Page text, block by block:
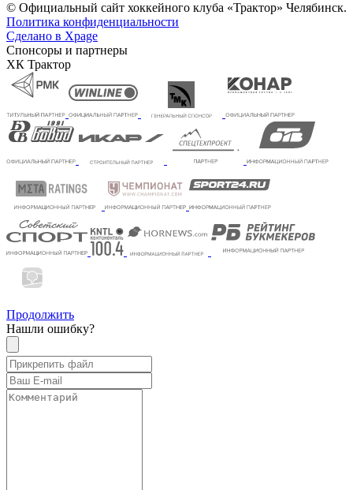
© Официальный сайт хоккейного клуба «Трактор» Челябинск.
Политика конфиденциальности
Сделано в Xpage
Спонсоры и партнеры
ХК Трактор
Продолжить
Нашли ошибку?